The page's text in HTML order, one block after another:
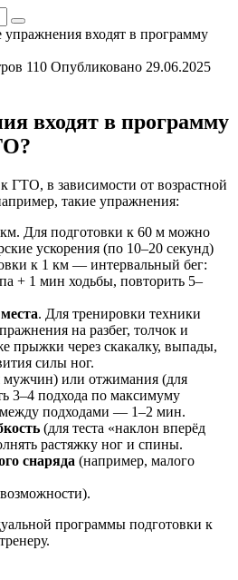
упражнения входят в программу
110 Опубликовано 29.06.2025
входят в программу
ГТО, в зависимости от возрастной
такие упражнения:
Для подготовки к 60 м можно
ускорения (по 10–20 секунд)
к 1 км — интервальный бег:
+ 1 мин ходьбы, повторить 5–
. Для тренировки техники
на разбег, толчок и
прыжки через скакалку, выпады,
силы ног.
мужчин) или отжимания (для
3–4 подхода по максимуму
подходами — 1–2 мин.
(для теста «наклон вперёд
растяжку ног и спины.
снаряда (например, малого
программы подготовки к